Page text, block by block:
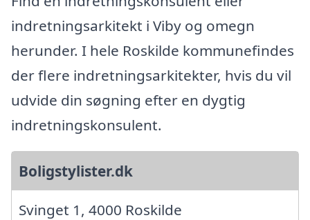
indretningsarkitekt i Viby og omegn
herunder. I hele Roskilde kommunefindes
der flere indretningsarkitekter, hvis du vil
udvide din søgning efter en dygtig
indretningskonsulent.
Boligstylister.dk
Svinget 1, 4000 Roskilde